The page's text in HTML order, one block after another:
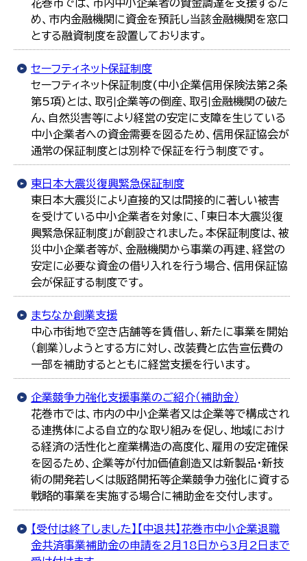
花巻市では、市内中小企業者の資金調達を支援するた
め、市内金融機関に資金を預託し当該金融機関を窓口
とする融資制度を設置しております。
セーフティネット保証制度
セーフティネット保証制度(中小企業信用保険法第2条
第5項)とは、取引企業等の倒産、取引金融機関の破た
ん、自然災害等により経営の安定に支障を生じている
中小企業者への資金需要を図るため、信用保証協会が
通常の保証制度とは別枠で保証を行う制度です。
東日本大震災復興緊急保証制度
東日本大震災により直接的又は間接的に著しい被害
を受けている中小企業者を対象に、「東日本大震災復
興緊急保証制度」が創設されました。本保証制度は、被
災中小企業者等が、金融機関から事業の再建、経営の
安定に必要な資金の借り入れを行う場合、信用保証協
会が保証する制度です。
まちなか創業支援
中心市街地で空き店舗等を賃借し、新たに事業を開始
（創業）しようとする方に対し、改装費と広告宣伝費の
一部を補助するとともに経営支援を行います。
企業競争力強化支援事業のご紹介（補助金）
花巻市では、市内の中小企業者又は企業等で構成され
る連携体による自立的な取り組みを促し、地域におけ
る経済の活性化と産業構造の高度化、雇用の安定確保
を図るため、企業等が付加価値創造又は新製品・新技
術の開発若しくは販路開拓等企業競争力強化に資する
戦略的事業を実施する場合に補助金を交付します。
【受付は終了しました】【中退共】花巻市中小企業退職
金共済事業補助金の申請を2月18日から3月2日まで